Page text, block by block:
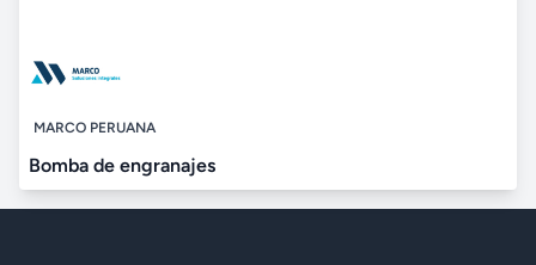
MARCO PERUANA
Bomba de engranajes